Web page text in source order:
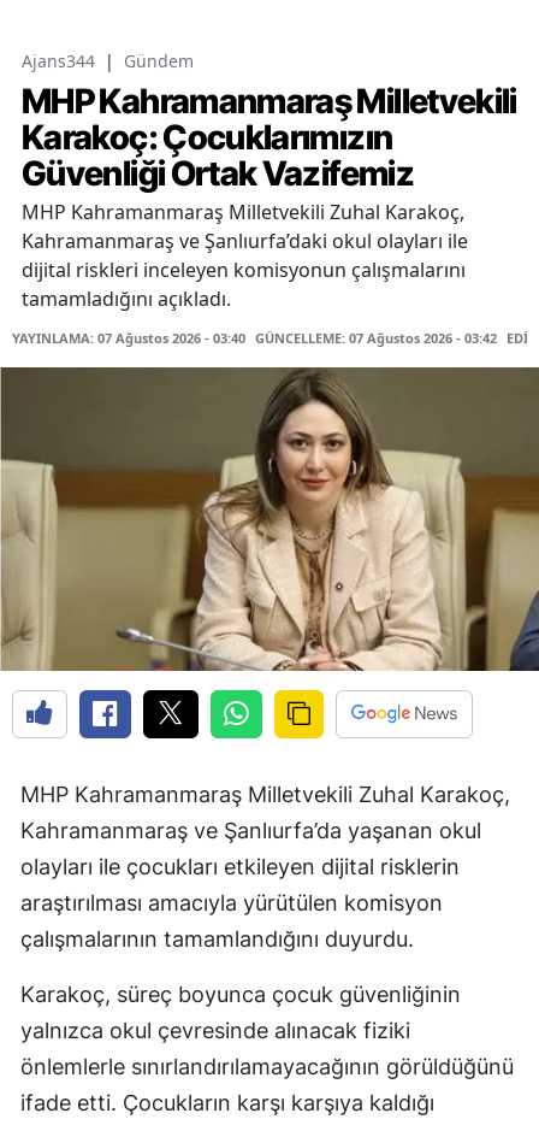
Ajans344 | Gündem
MHP Kahramanmaraş Milletvekili
Karakoç: Çocuklarımızın
Güvenliği Ortak Vazifemiz
MHP Kahramanmaraş Milletvekili Zuhal Karakoç,
Kahramanmaraş ve Şanlıurfa’daki okul olayları ile
dijital riskleri inceleyen komisyonun çalışmalarını
tamamladığını açıkladı.
YAYINLAMA: 07 Ağustos 2026 - 03:40 GÜNCELLEME: 07 Ağustos 2026 - 03:42
MHP Kahramanmaraş Milletvekili Zuhal Karakoç,
Kahramanmaraş ve Şanlıurfa’da yaşanan okul
olayları ile çocukları etkileyen dijital risklerin
araştırılması amacıyla yürütülen komisyon
çalışmalarının tamamlandığını duyurdu.
Karakoç, süreç boyunca çocuk güvenliğinin
yalnızca okul çevresinde alınacak fiziki
önlemlerle sınırlandırılamayacağının görüldüğünü
ifade etti. Çocukların karşı karşıya kaldığı